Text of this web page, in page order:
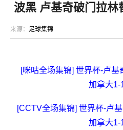
波黑 卢基奇破门拉林
来源： 足球集锦
[咪咕全场集锦] 世界杯-卢
加拿大1-
[CCTV全场集锦] 世界杯-卢
加拿大1-